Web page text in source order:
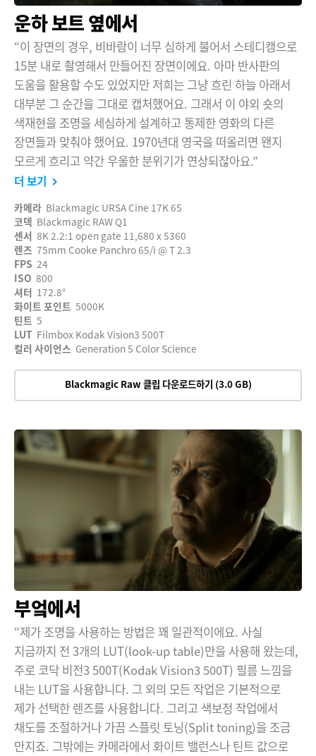
운하 보트 옆에서
“이 장면의 경우, 비바람이 너무 심하게 불어서 스테디캠으로
15분 내로 촬영해서 만들어진 장면이에요. 아마 반사판의
도움을 활용할 수도 있었지만 저희는 그냥 흐린 하늘 아래서
대부분 그 순간을 그대로 캡처했어요. 그래서 이 야외 숏의
색재현을 조명을 세심하게 설계하고 통제한 영화의 다른
장면들과 맞춰야 했어요. 1970년대 영국을 떠올리면 왠지
모르게 흐리고 약간 우울한 분위기가 연상되잖아요.”
더 보기
카메라 Blackmagic URSA Cine 17K 65
코덱 Blackmagic RAW Q1
센서 8K 2.2:1 open gate 11,680 x 5360
렌즈 75mm Cooke Panchro 65/i @ T 2.3
FPS 24
ISO 800
셔터 172.8°
화이트 포인트 5000K
틴트 5
LUT Filmbox Kodak Vision3 500T
컬러 사이언스 Generation 5 Color Science
Blackmagic Raw 클립 다운로드하기 (3.0 GB)
부엌에서
“제가 조명을 사용하는 방법은 꽤 일관적이에요. 사실
지금까지 전 3개의 LUT(look-up table)만을 사용해 왔는데,
주로 코닥 비전3 500T(Kodak Vision3 500T) 필름 느낌을
내는 LUT을 사용합니다. 그 외의 모든 작업은 기본적으로
제가 선택한 렌즈를 사용합니다. 그리고 색보정 작업에서
채도를 조절하거나 가끔 스플릿 토닝(Split toning)을 조금
만지죠. 그밖에는 카메라에서 화이트 밸런스나 틴트 값으로